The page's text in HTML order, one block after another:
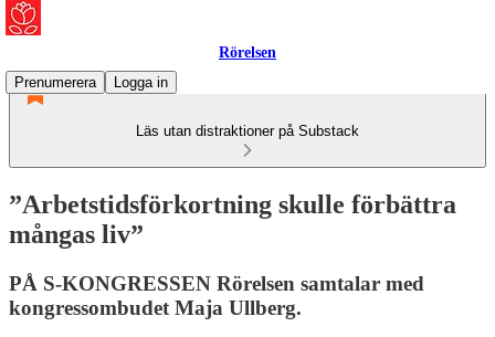
Rörelsen
Prenumerera
Logga in
Läs utan distraktioner på Substack
”Arbetstidsförkortning skulle förbättra
mångas liv”
PÅ S-KONGRESSEN Rörelsen samtalar med
kongressombudet Maja Ullberg.